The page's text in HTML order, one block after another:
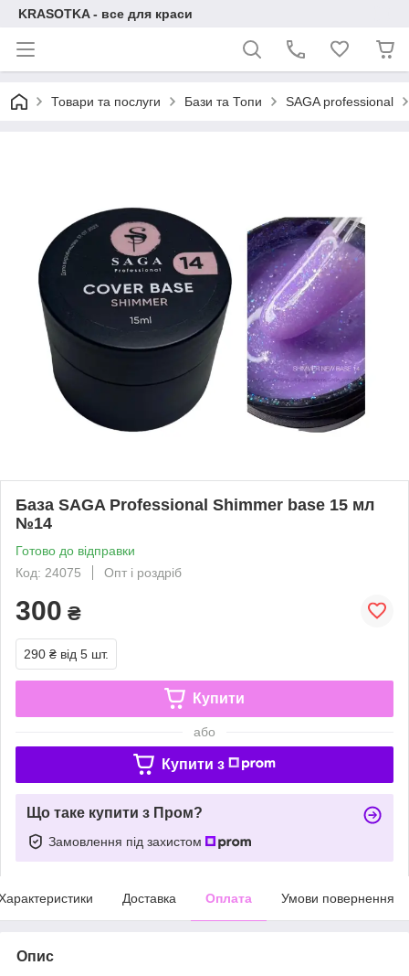
KRASOTKA - все для краси
Товари та послуги Бази та Топи SAGA professional
База SAGA Professional Shimmer base 15 мл
№14
Готово до відправки
Код: 24075
Опт і роздріб
300 ₴
290 ₴ від 5 шт.
Купити
або
Купити з
Що таке купити з Пром?
Замовлення під захистом
Доставка Оплата Умови повернення
Опис